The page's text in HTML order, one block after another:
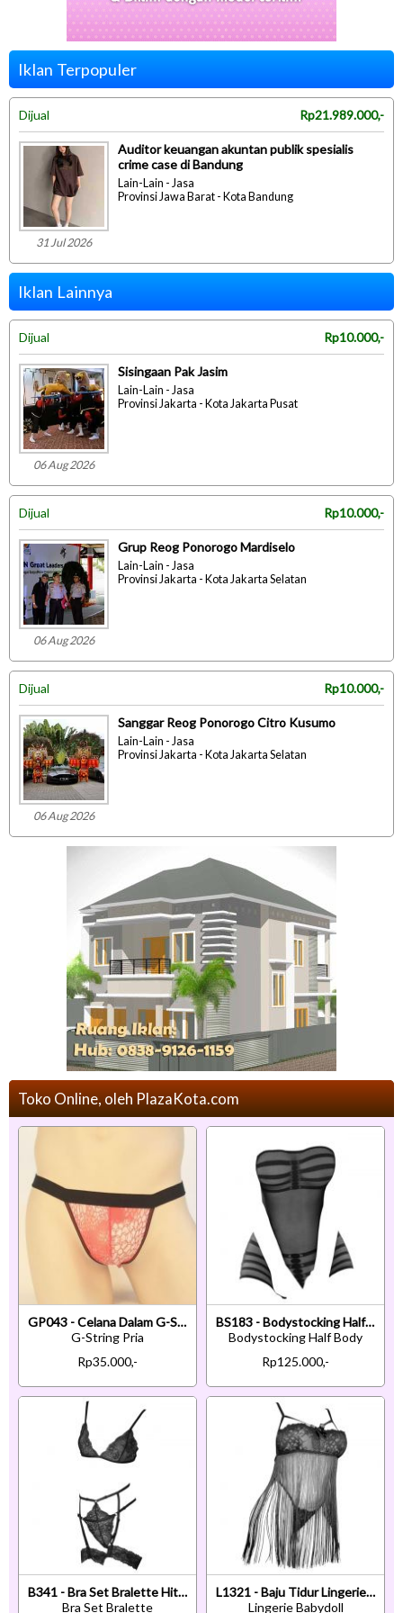
Iklan Terpopuler
Dijual Rp21.989.000,-
31 Jul 2026
Auditor keuangan akuntan publik spesialis
crime case di Bandung
Lain-Lain - Jasa
Provinsi Jawa Barat - Kota Bandung
Iklan Lainnya
Dijual Rp10.000,-
06 Aug 2026
Sisingaan Pak Jasim
Lain-Lain - Jasa
Provinsi Jakarta - Kota Jakarta Pusat
Dijual Rp10.000,-
06 Aug 2026
Grup Reog Ponorogo Mardiselo
Lain-Lain - Jasa
Provinsi Jakarta - Kota Jakarta Selatan
Dijual Rp10.000,-
06 Aug 2026
Sanggar Reog Ponorogo Citro Kusumo
Lain-Lain - Jasa
Provinsi Jakarta - Kota Jakarta Selatan
Toko Online, oleh PlazaKota.com
GP043 - Celana Dalam G-String Pria Merah
G-String Pria
Rp35.000,-
BS183 - Bodystocking Half Body Kemben Hitam Transparan
Bodystocking Half Body
Rp125.000,-
B341 - Bra Set Bralette Hitam Transparan Celana Dalam Garter Strap Garter Paha
Bra Set Bralette
L1321 - Baju Tidur Lingerie Babydoll Mini Dress Tali Silang Hitam Transparan Rumbai
Lingerie Babydoll